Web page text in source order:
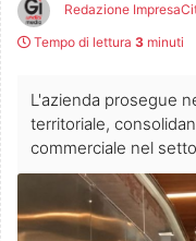
Redazione
Tempo di lettura 3 minuti
L'azienda prosegue
territoriale,
commerciale nel